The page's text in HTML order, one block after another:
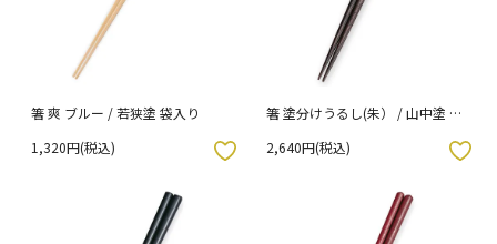
箸 爽 ブルー / 若狭塗 袋入り
1,320円(税込)
箸 塗分けうるし(朱） / 山中塗 袋
2,640円(税込)
お気に入りボタン